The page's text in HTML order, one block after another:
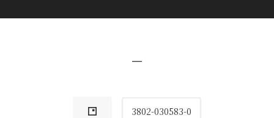
−
3802-030583-0